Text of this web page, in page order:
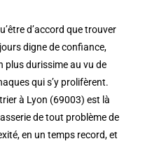
d’accord que trouver
digne de confiance,
plus durissime au vu de
qui s’y prolifèrent.
à Lyon (69003) est là
de tout problème de
en un temps record, et